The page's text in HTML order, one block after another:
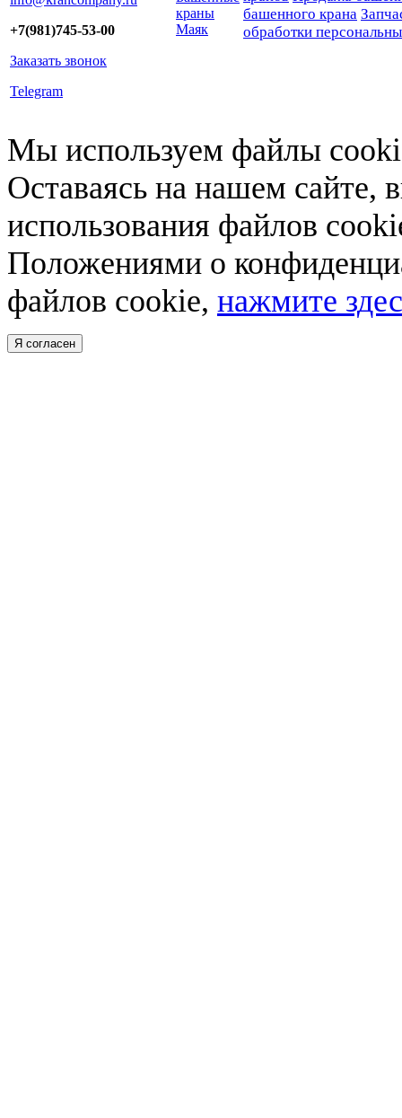
+7(981)745-53-00
Заказать звонок
Telegram
краны
Маяк
башенного крана
обработки
Мы используем файлы
Оставаясь на нашем сайте,
использования файлов
Положениями о
файлов cookie, нажмите
Я согласен